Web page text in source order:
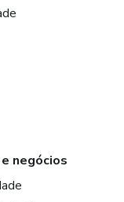
negócios